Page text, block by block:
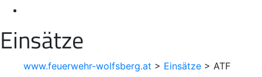
Einsätze
www.feuerwehr-wolfsberg.at > Einsätze > ATF